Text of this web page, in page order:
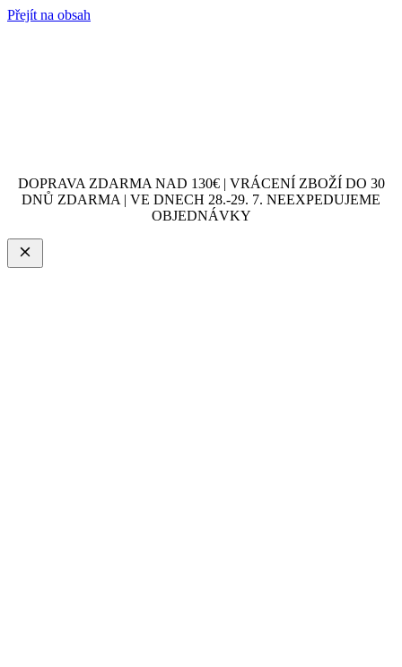
Přejít na obsah
DOPRAVA ZDARMA NAD 130€ | VRÁCENÍ ZBOŽÍ DO 30
DNŮ ZDARMA | VE DNECH 28.-29. 7. NEEXPEDUJEME
OBJEDNÁVKY